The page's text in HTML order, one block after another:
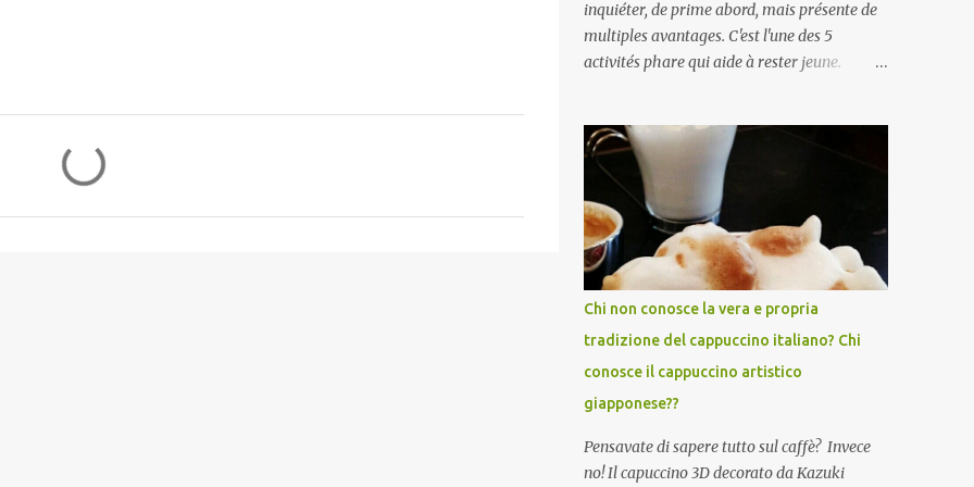
inquiéter, de prime abord, mais présente de
multiples avantages. C'est l'une des 5
activités phare qui aide à rester jeune.
susceptibles de développer des symptômes
de démence sénile et la maladie d'Alzheimer
. Apprendre une langue étrangère
améliorerait également la créativité . Par
ailleurs, une étude Ifop/Babbel prouve que
l’âge n’est pas une barrière pour apprendre
une langue étrangère /.../ 85 % des seniors
se disent encore capables d’apprendre une
langue étrangère, 91 % d’entre eux estiment
même que c’est l’une des meilleures façons
de rester alerte mentalement./...De plus i ls
avec les années. A lors, qu'attendez-vous
pour vous y mettre vous aussi?! Italiano,
Chi non conosce la vera e propria
tradizione del cappuccino italiano? Chi
conosce il cappuccino artistico
giapponese??
Pensavate di sapere tutto sul caffè? Invece
no! Il capuccino 3D decorato da Kazuki